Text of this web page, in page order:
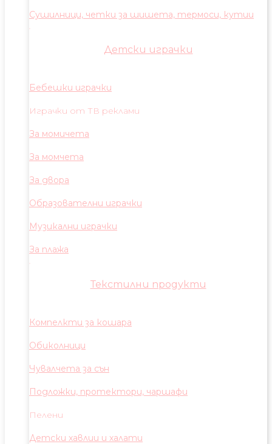
Сушилници, четки за шишета, термоси, кутии
Детски играчки
Бебешки играчки
Играчки от ТВ реклами
За момичета
За момчета
За двора
Образователни играчки
Музикални играчки
За плажа
Текстилни продукти
Компелкти за кошара
Обиколници
Чувалчета за сън
Подложки, протектори, чаршафи
Пелени
Детски хавлии и халати